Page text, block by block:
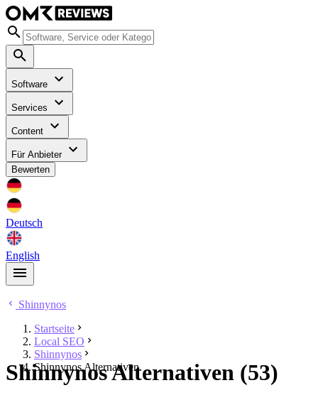
Software
Services
Content
Für Anbieter
Bewerten
Deutsch
English
Shinnynos
Startseite
Local SEO
Shinnynos
Shinnynos Alternativen
Shinnynos Alternativen (53)